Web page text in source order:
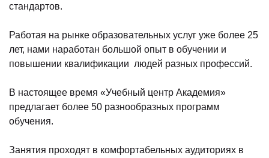
стандартов.
Работая на рынке образовательных услуг уже более 25
лет, нами наработан большой опыт в обучении и
повышении квалификации людей разных профессий.
В настоящее время «Учебный центр Академия»
предлагает более 50 разнообразных программ
обучения.
Занятия проходят в комфортабельных аудиториях в